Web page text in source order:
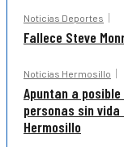
Noticias Deportes
Fallece Steve
Noticias Hermosillo
Apuntan a
personas sin
Hermosillo